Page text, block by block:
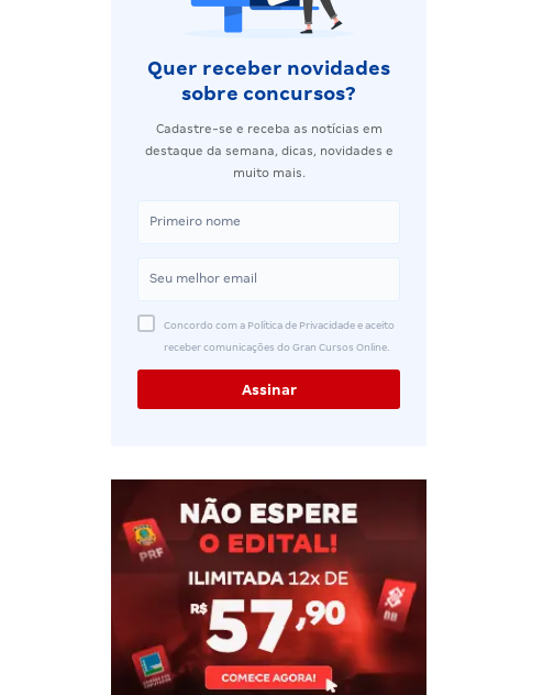
Quer receber novidades
sobre concursos?
Cadastre-se e receba as notícias em
destaque da semana, dicas, novidades e
muito mais.
Concordo com a Política de Privacidade e aceito
receber comunicações do Gran Cursos Online.